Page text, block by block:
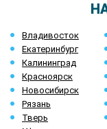
Владивосток
Екатеринбург
Калининград
Красноярск
Новосибирск
Рязань
Тверь